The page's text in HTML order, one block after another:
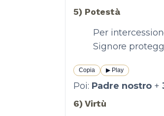
5) Potestà
Per
Signore
Copia ▶︎ Play
Poi: Padre nostro +
6) Virtù